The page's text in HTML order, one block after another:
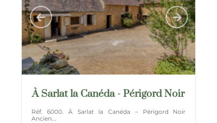
À Sarlat la Canéda - Périgord Noir
Réf. 6000. À Sarlat la Canéda – Périgord Noir
Ancien...